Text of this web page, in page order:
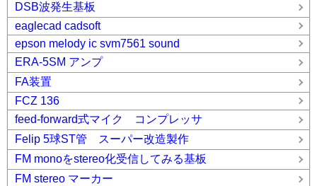
DSB波発生基板
eaglecad cadsoft
epson melody ic svm7561 sound
ERA-5SM アンプ
FA装置
FCZ 136
feed-forward式マイク コンプレッサ
Felip 5球ST管 スーパー改造製作
FM monoをstereo化受信してみる基板
FM stereo マーカー